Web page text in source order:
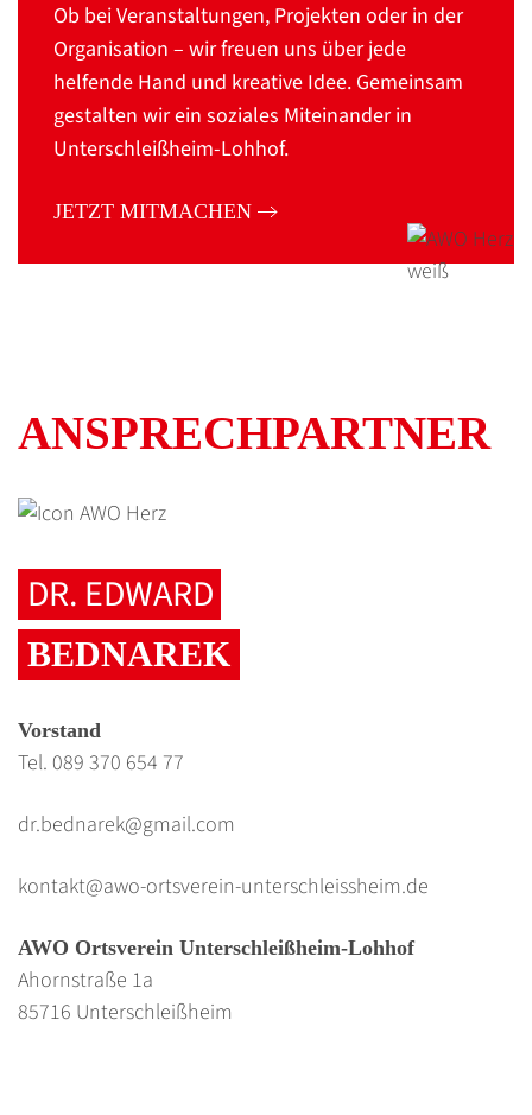
Ob bei Veranstaltungen, Projekten oder in der
Organisation – wir freuen uns über jede
helfende Hand und kreative Idee. Gemeinsam
gestalten wir ein soziales Miteinander in
Unterschleißheim-Lohhof.
JETZT MITMACHEN
ANSPRECH­PARTNER
DR. EDWARD
BEDNAREK
Vorstand
Tel. 089 370 654 77
dr.bednarek@gmail.com
kontakt@awo-ortsverein-unterschleissheim.de
AWO Ortsverein Unterschleißheim-Lohhof
Ahornstraße 1a
85716 Unterschleißheim